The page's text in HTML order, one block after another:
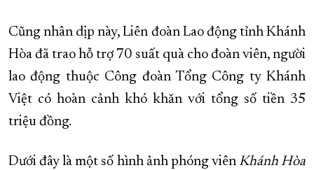
Cũng nhân dịp này, Liên đoàn Lao động tỉnh Khánh
Hòa đã trao hỗ trợ 70 suất quà cho đoàn viên, người
lao động thuộc Công đoàn Tổng Công ty Khánh
Việt có hoàn cảnh khó khăn với tổng số tiền 35
triệu đồng.
Dưới đây là một số hình ảnh phóng viên Khánh Hòa